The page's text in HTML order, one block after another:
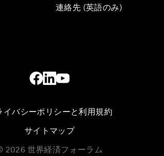
連絡先 (英語のみ)
イバシーポリシーと利用規約
サイトマップ
2026 世界経済フォーラム